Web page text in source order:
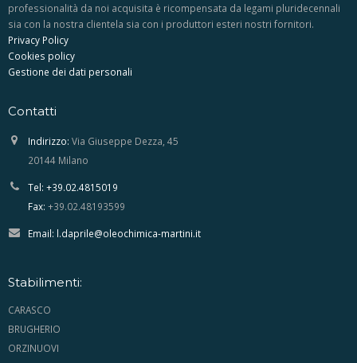
professionalità da noi acquisita è ricompensata da legami pluridecennali
sia con la nostra clientela sia con i produttori esteri nostri fornitori.
Privacy Policy
Cookies policy
Gestione dei dati personali
Contatti
Indirizzo: Via Giuseppe Dezza, 45
20144 Milano
Tel: +39.02.4815019
Fax: +39.02.48193599
Email: l.daprile@oleochimica-martini.it
Stabilimenti:
CARASCO
BRUGHERIO
ORZINUOVI